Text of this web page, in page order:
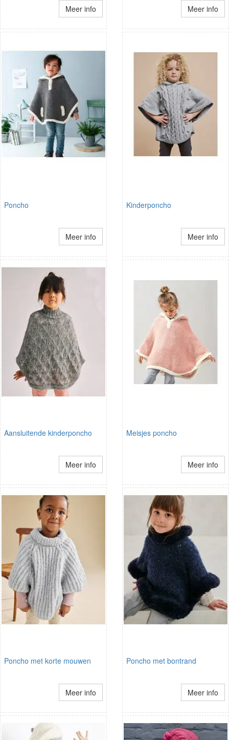
Meer info Meer info
Poncho
Meer info
Kinderponcho
Meer info
Aansluitende kinderponcho
Meer info
Meisjes poncho
Meer info
Poncho met korte mouwen
Meer info
Poncho met bontrand
Meer info